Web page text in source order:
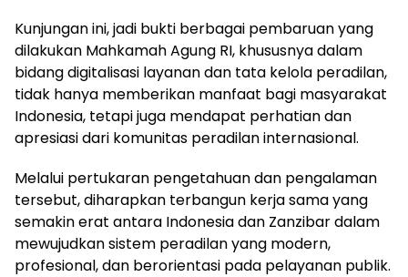
Kunjungan ini, jadi bukti berbagai pembaruan yang
dilakukan Mahkamah Agung RI, khususnya dalam
bidang digitalisasi layanan dan tata kelola peradilan,
tidak hanya memberikan manfaat bagi masyarakat
Indonesia, tetapi juga mendapat perhatian dan
apresiasi dari komunitas peradilan internasional.
Melalui pertukaran pengetahuan dan pengalaman
tersebut, diharapkan terbangun kerja sama yang
semakin erat antara Indonesia dan Zanzibar dalam
mewujudkan sistem peradilan yang modern,
profesional, dan berorientasi pada pelayanan publik.